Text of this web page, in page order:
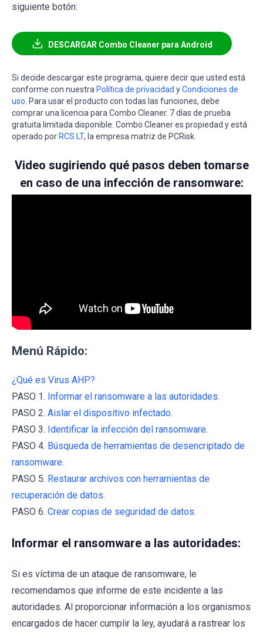
siguiente botón:
DESCARGAR Combo Cleaner para Android
Si decide descargar este programa, quiere decir que usted está
conforme con nuestra Política de privacidad yCondiciones de
uso . Para usar el producto con todas las funciones, debe
comprar una licencia para Combo Cleaner. 7 días de prueba
gratuita limitada disponible. Combo Cleaner es propiedad y está
operado por RCS LT, la empresa matriz de PCRisk.
Video sugiriendo qué pasos deben tomarse
en caso de una infección de ransomware:
Menú Rápido:
¿Qué es Virus AHP?
PASO 1. Informar el ransomware a las autoridades.
PASO 2. Aislar el dispositivo infectado.
PASO 3. Identificar la infección del ransomware.
PASO 4. Búsqueda de herramientas de desencriptado de
ransomware.
PASO 5. Restaurar archivos con herramientas de
recuperación de datos.
PASO 6. Crear copias de seguridad de datos.
Informar el ransomware a las autoridades:
Si es víctima de un ataque de ransomware, le
recomendamos que informe de este incidente a las
autoridades. Al proporcionar información a los organismos
encargados de hacer cumplir la ley, ayudará a rastrear los